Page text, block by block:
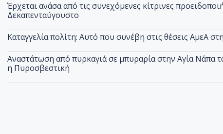
Έρχεται ανάσα από τις συνεχόμενες κίτρινες
Δεκαπενταύγουστο
Καταγγελία πολίτη: Αυτό που συνέβη στις θέσεις ΑμεΑ
Αναστάτωση από πυρκαγιά σε μπυραρία στην Αγία Νάπα
η Πυροσβεστική